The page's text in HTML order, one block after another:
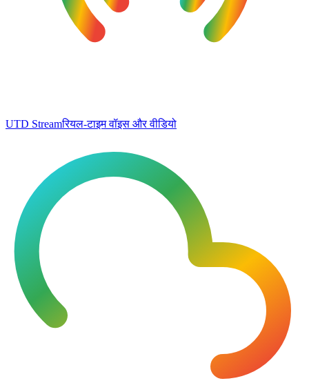
UTD Streamरियल-टाइम वॉइस और वीडियो